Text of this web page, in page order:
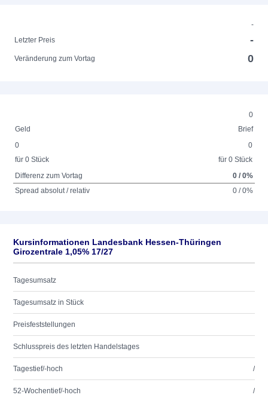
-
Letzter Preis
-
Veränderung zum Vortag 0
0
Geld
Brief
0
für 0 Stück
0
für 0 Stück
Differenz zum Vortag
0 / 0%
Spread absolut / relativ
0 / 0%
Kursinformationen Landesbank Hessen-Thüringen
Girozentrale 1,05% 17/27
Tagesumsatz
Tagesumsatz in Stück
Preisfeststellungen
Schlusspreis des letzten Handelstages
Tagestief/-hoch /
52-Wochentief/-hoch /